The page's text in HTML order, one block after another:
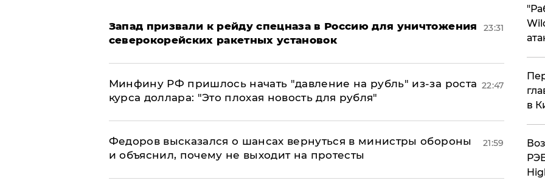
Запад призвали к рейду спецназа в Россию для уничтожения
северокорейских ракетных установок
23:31
Минфину РФ пришлось начать "давление на рубль" из-за роста
курса доллара: "Это плохая новость для рубля"
22:47
Федоров высказался о шансах вернуться в министры обороны
и объяснил, почему не выходит на протесты
21:59
в